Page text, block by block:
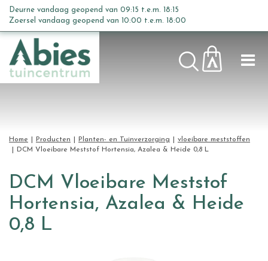
n
Home Producten Planten- en Tuinverzorging
vloeibare meststoffen
DCM Vloeibare Meststof Hortensia, Azalea & Heide 0,8 L
Deurne vandaag geopend van 09:15 t.e.m. 18:15
Zoersel vandaag geopend van 10:00 t.e.m. 18:00
DCM Vloeibare Meststof
Hortensia, Azalea & Heide
0,8 L